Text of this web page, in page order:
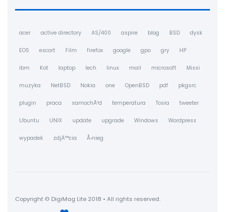
acer active directory AS/400 aspire blog BSD dysk
EOS escort Film firefox google gpo gry HP
ibm Kot laptop lech linux mail microsoft Missi
muzyka NetBSD Nokia one OpenBSD pdf pkgsrc
plugin praca samochÃ³d temperatura Tosia tweeter
Ubuntu UNIX update upgrade Windows Wordpress
wypadek zdjÄ™cia Å›nieg
Copyright © DigiMag Lite 2018 • All rights reserved.